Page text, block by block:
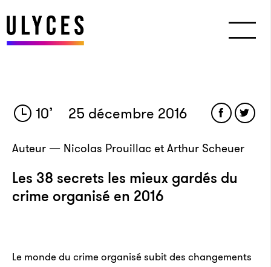
10’ 25 décembre 2016
Auteur — Nicolas Prouillac et Arthur Scheuer
Les 38 secrets les mieux gardés du
crime organisé en 2016
Le monde du crime organisé subit des changements